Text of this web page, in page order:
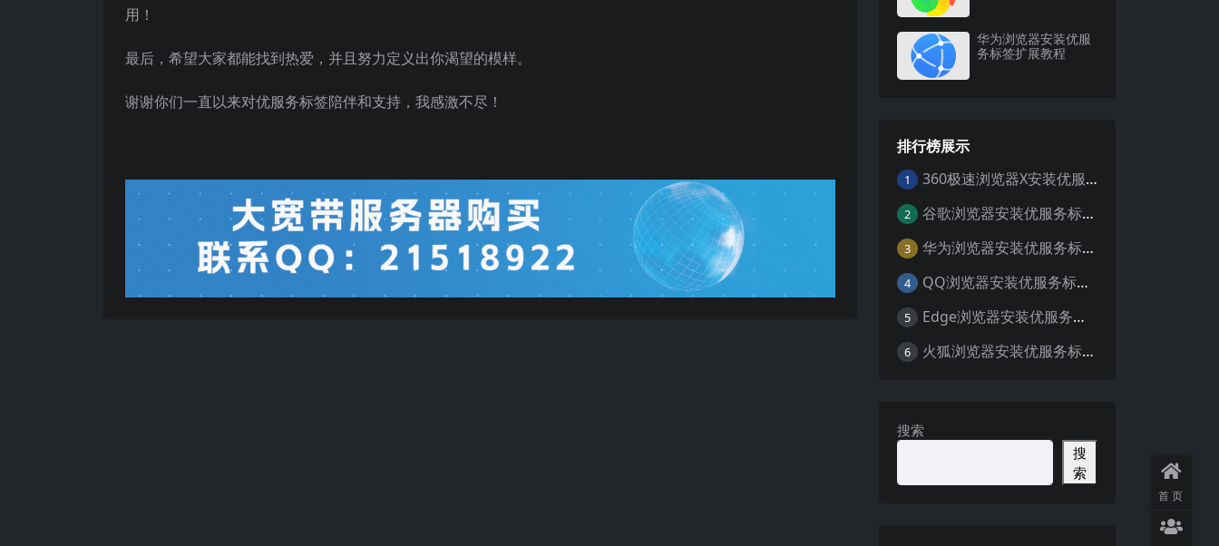
用！
最后，希望大家都能找到热爱，并且努力定义出你渴望的模样。
谢谢你们一直以来对优服务标签陪伴和支持，我感激不尽！
华为浏览器安装优服
务标签扩展教程
排行榜展示
1 360极速浏览器X安装优服务标签扩展教程
2 谷歌浏览器安装优服务标签扩展教程
3 华为浏览器安装优服务标签扩展教程
4 QQ浏览器安装优服务标签扩展教程
5 Edge浏览器安装优服务标签扩展教程
6 火狐浏览器安装优服务标签教程
搜索
搜
索
首页